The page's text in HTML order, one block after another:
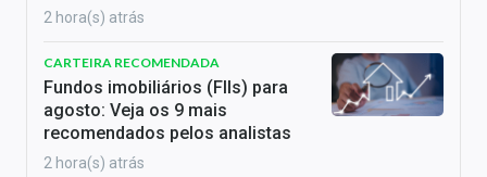
2 hora(s) atrás
CARTEIRA RECOMENDADA
Fundos imobiliários (FIIs) para
agosto: Veja os 9 mais
recomendados pelos analistas
2 hora(s) atrás